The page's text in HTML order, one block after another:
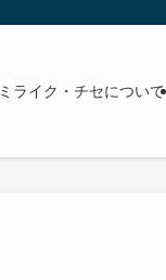
ミライク・チセについて